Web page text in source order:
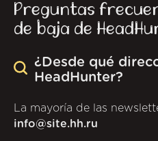
Preguntas
de baja de
¿Desde qué
HeadHunter?
La mayoría de las
info@site.hh.ru